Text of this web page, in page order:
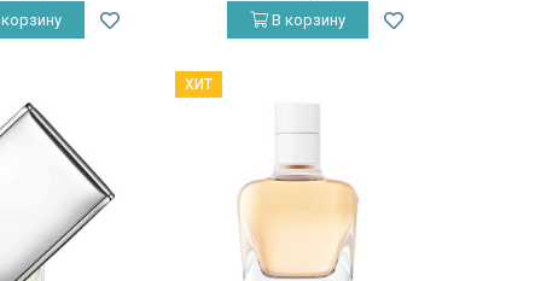
В корзину
ХИТ